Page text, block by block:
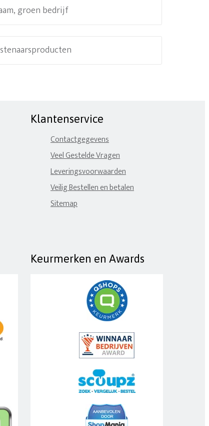
groen bedrijf
Klantenservice
Contactgegevens
Veel Gestelde Vragen
Leveringsvoorwaarden
Veilig Bestellen en betalen
Sitemap
Keurmerken en Awards